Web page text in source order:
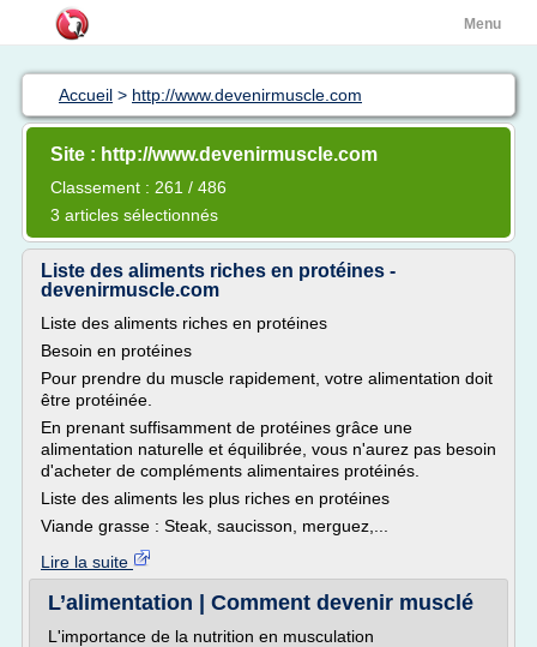
Menu
Accueil > http://www.devenirmuscle.com
Site : http://www.devenirmuscle.com
Classement : 261 / 486
3 articles sélectionnés
Liste des aliments riches en protéines -
devenirmuscle.com
Liste des aliments riches en protéines
Besoin en protéines
Pour prendre du muscle rapidement, votre alimentation doit
être protéinée.
En prenant suffisamment de protéines grâce une
alimentation naturelle et équilibrée, vous n'aurez pas besoin
d'acheter de compléments alimentaires protéinés.
Liste des aliments les plus riches en protéines
Viande grasse : Steak, saucisson, merguez,...
Lire la suite
L’alimentation | Comment devenir musclé
L'importance de la nutrition en musculation